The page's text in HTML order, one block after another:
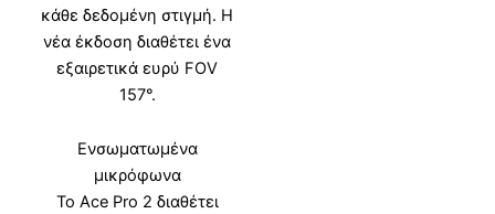
κάθε δεδομένη στιγμή. Η
νέα έκδοση διαθέτει ένα
εξαιρετικά ευρύ FOV
157°.
Ενσωματωμένα
μικρόφωνα
Το Ace Pro 2 διαθέτει